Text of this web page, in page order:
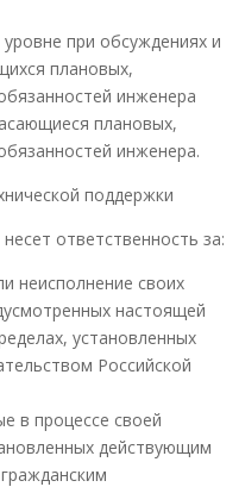
при обсуждениях и
плановых,
инженера
плановых,
инженера.
поддержки
ответственность за:
неисполнение своих
настоящей
установленных
Российской
в процессе своей
действующим